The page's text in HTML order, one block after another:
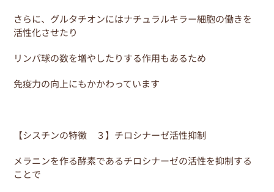
さらに、グルタチオンにはナチュラルキラー細胞の働きを
活性化させたり
リンパ球の数を増やしたりする作用もあるため
免疫力の向上にもかかわっています
【シスチンの特徴 ３】チロシナーゼ活性抑制
メラニンを作る酵素であるチロシナーゼの活性を抑制する
ことで